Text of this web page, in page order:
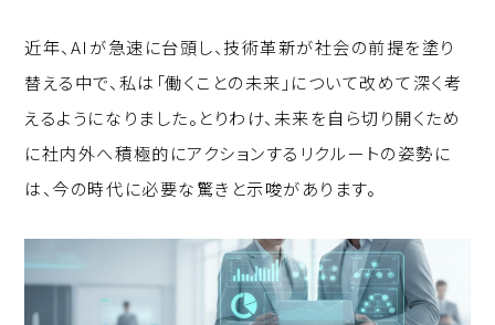
近年、AIが急速に台頭し、技術革新が社会の前提を塗り
替える中で、私は「働くことの未来」について改めて深く考
えるようになりました。とりわけ、未来を自ら切り開くため
に社内外へ積極的にアクションするリクルートの姿勢に
は、今の時代に必要な驚きと示唆があります。